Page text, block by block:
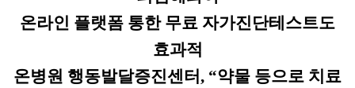
온라인 플랫폼 통한 무료 자가진단테스트도
효과적
온병원 행동발달증진센터, “약물 등으로 치료